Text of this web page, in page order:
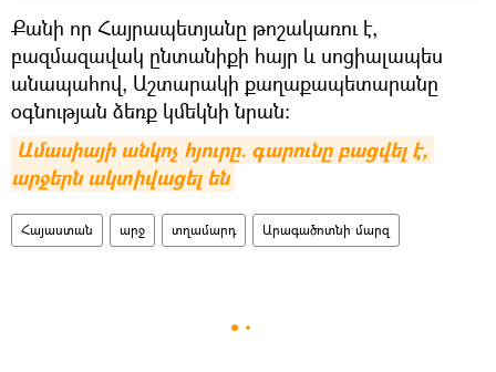
Քանի որ Հայրապետյանը թոշակառու է,
բազմազավակ ընտանիքի հայր և սոցիալապես
անապահով, Աշտարակի քաղաքապետարանը
օգնության ձեռք կմեկնի նրան։
Ամասիայի անկոչ հյուրը. գարունը բացվել է,
արջերն ակտիվացել են
Հայաստան արջ տղամարդ Արագածոտնի մարզ